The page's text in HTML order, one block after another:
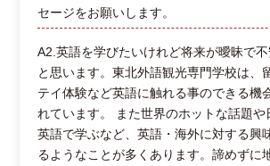
セージをお願いします。
A2.英語を学びたいけれど将来が曖昧で
と思います。東北外語観光専門学校は、
テイ体験など英語に触れる事のできる機
れています。 また世界のホットな話題や
英語で学ぶなど、英語・海外に対する興
るようなことが多くあります。諦めずに